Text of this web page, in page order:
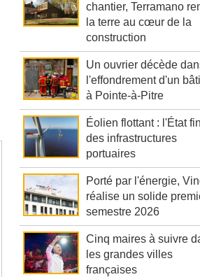
chantier, Terramano
la terre au cœur de la
construction
Un ouvrier décède
l'effondrement d'un
à Pointe-à-Pitre
Éolien flottant : l'État
des infrastructures
portuaires
Porté par l'énergie,
réalise un solide
semestre 2026
Cinq maires à suivre
les grandes villes
françaises